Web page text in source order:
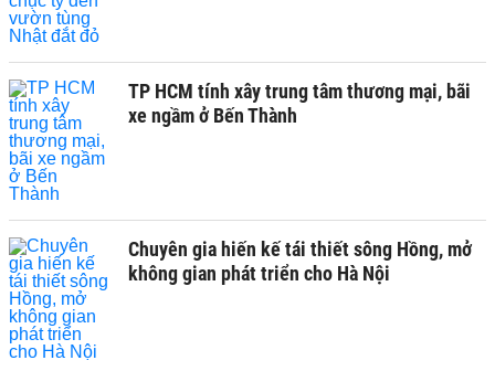
TP HCM tính xây trung tâm thương mại, bãi
xe ngầm ở Bến Thành
Chuyên gia hiến kế tái thiết sông Hồng, mở
không gian phát triển cho Hà Nội